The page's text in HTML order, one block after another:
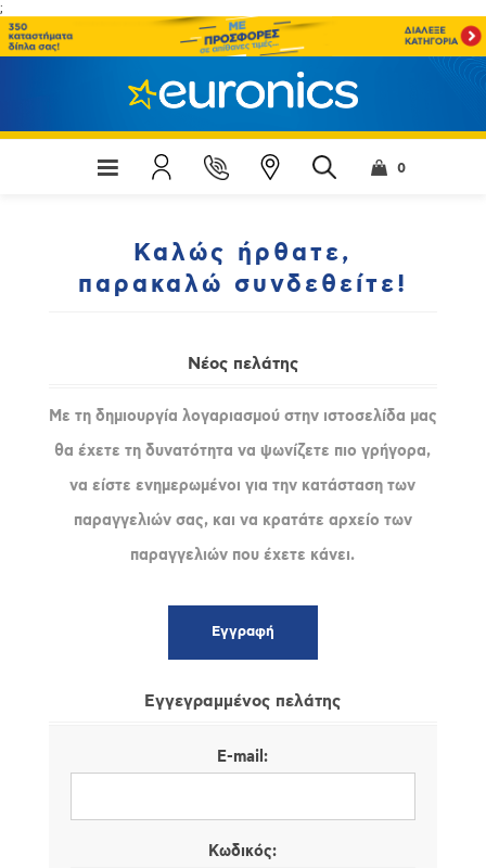
;
0
Καλώς ήρθατε,
παρακαλώ συνδεθείτε!
Νέος πελάτης
Με τη δημιουργία λογαριασμού στην ιστοσελίδα μας
θα έχετε τη δυνατότητα να ψωνίζετε πιο γρήγορα,
να είστε ενημερωμένοι για την κατάσταση των
παραγγελιών σας, και να κρατάτε αρχείο των
παραγγελιών που έχετε κάνει.
Εγγεγραμμένος πελάτης
E-mail:
Κωδικός: